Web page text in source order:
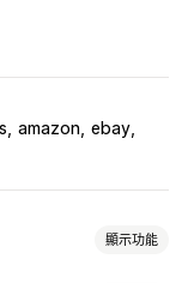
amazon ebay
顯示功能